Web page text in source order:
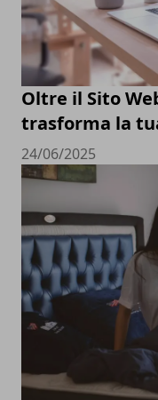
Oltre il Sito
trasforma la
24/06/2025